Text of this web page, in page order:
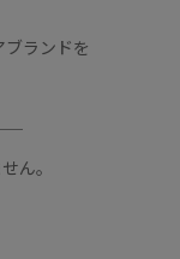
ランドを
￣
ん。